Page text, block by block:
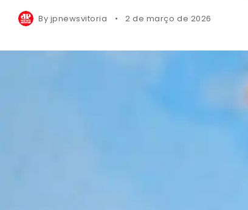
By jpnewsvitoria 2 de março de 2026